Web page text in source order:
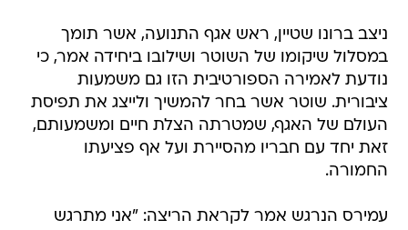
ניצב ברונו שטיין, ראש אגף התנועה, אשר תומך
במסלול שיקומו של השוטר ושילובו ביחידה אמר, כי
נודעת לאמירה הספורטיבית הזו גם משמעות
ציבורית. שוטר אשר בחר להמשיך ולייצג את תפיסת
העולם של האגף, שמטרתה הצלת חיים ומשמעותם,
זאת יחד עם חבריו מהסיירת ועל אף פציעתו
החמורה.
עמירס הנרגש אמר לקראת הריצה: "אני מתרגש